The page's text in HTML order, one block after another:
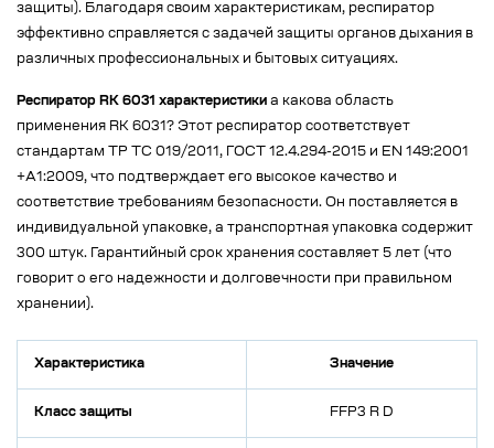
защиты). Благодаря своим характеристикам, респиратор
эффективно справляется с задачей защиты органов дыхания в
различных профессиональных и бытовых ситуациях.
Респиратор RK 6031 характеристики а какова область
применения RK 6031? Этот респиратор соответствует
стандартам ТР ТС 019/2011, ГОСТ 12.4.294-2015 и EN 149:2001
+A1:2009, что подтверждает его высокое качество и
соответствие требованиям безопасности. Он поставляется в
индивидуальной упаковке, а транспортная упаковка содержит
300 штук. Гарантийный срок хранения составляет 5 лет (что
говорит о его надежности и долговечности при правильном
хранении).
Характеристика Значение
Класс защиты FFP3 R D